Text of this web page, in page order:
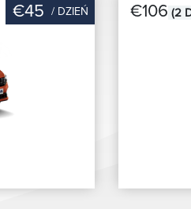
€45 / DZIEŃ €106 (2